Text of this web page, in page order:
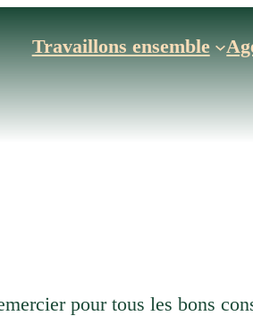
Travaillons ensemble
pour tous les bons